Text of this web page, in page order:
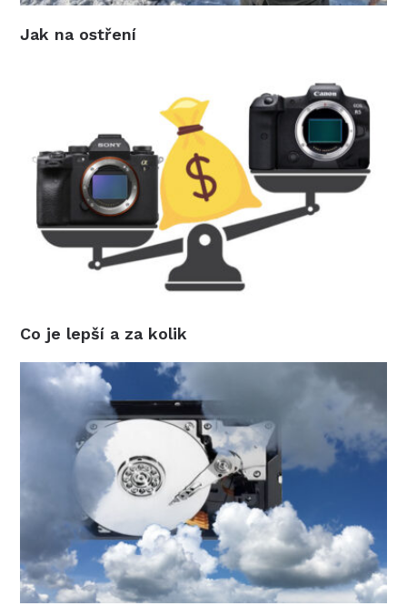
Jak na ostření
Co je lepší a za kolik